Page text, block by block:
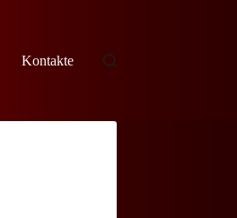
Kontakte